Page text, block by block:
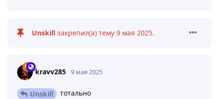
Unskill закрепил(а) тему 9 мая 2025.
kravv285 9 мая 2025
Unskill тотально